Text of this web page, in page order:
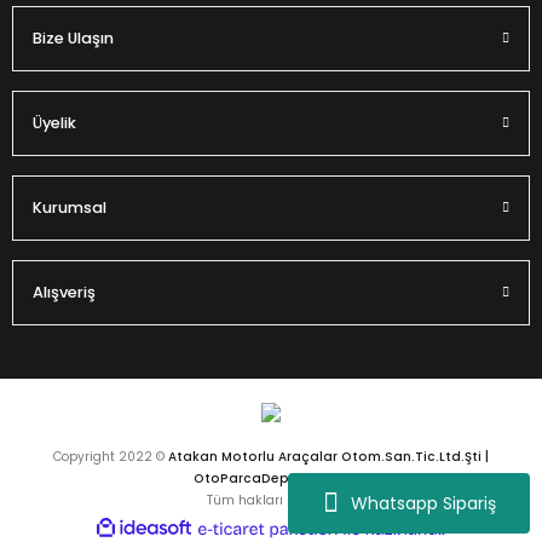
Whatsapp Sipariş
Gönder
Bize Ulaşın
Üyelik
Kurumsal
Alışveriş
Copyright 2022 © Atakan Motorlu Araçalar Otom.San.Tic.Ltd.Şti |
OtoParcaDeposu.com
Tüm hakları saklıdır.
ideasoft